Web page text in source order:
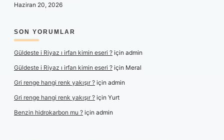
Haziran 20, 2026
SON YORUMLAR
Güldeste i Riyaz ı irfan kimin eseri ? için admin
Güldeste i Riyaz ı irfan kimin eseri ? için Meral
Gri renge hangi renk yakışır ? için admin
Gri renge hangi renk yakışır ? için Yurt
Benzin hidrokarbon mu ? için admin